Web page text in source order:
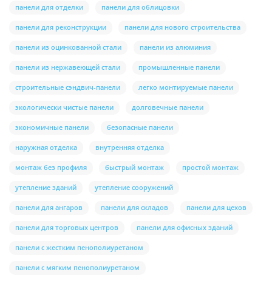
панели для отделки панели для облицовки
панели для реконструкции панели для нового строительства
панели из оцинкованной стали панели из алюминия
панели из нержавеющей стали промышленные панели
строительные сэндвич-панели легко монтируемые панели
экологически чистые панели долговечные панели
экономичные панели безопасные панели
наружная отделка внутренняя отделка
монтаж без профиля быстрый монтаж простой монтаж
утепление зданий утепление сооружений
панели для ангаров панели для складов панели для цехов
панели для торговых центров панели для офисных зданий
панели с жестким пенополиуретаном
панели с мягким пенополиуретаном